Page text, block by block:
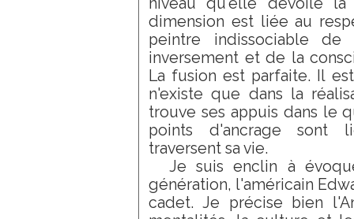
dimension est liée au
peintre indissociable
inversement et de la
La fusion est parfaite. Il
n'existe que dans la
trouve ses appuis dans le
points d'ancrage sont
traversent sa vie.
Je suis enclin à
génération, l'américain
cadet. Je précise bien